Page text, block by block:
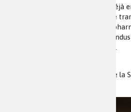
Cette démarche est générale et déjà
tous les produits des industries de
matière, que ce soit la chimie, la
Industries Agroalimentaires. Les
Jean-Pierre Dal Pont, Président de la